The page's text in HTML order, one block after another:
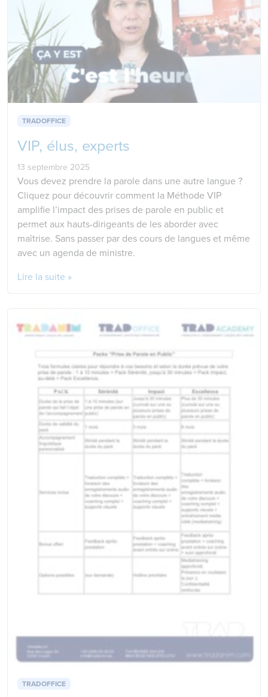
TRADOFFICE
VIP, élus, experts
13 septembre 2025
Vous devez prendre la parole dans une autre langue ?
Cliquez pour découvrir comment la Méthode VIP
amplifie l’impact des prises de parole en public et
permet aux hauts-dirigeants de les aborder avec
maîtrise. Sans passer par des cours de langues et même
avec un agenda de ministre.
Lire la suite »
TRADOFFICE